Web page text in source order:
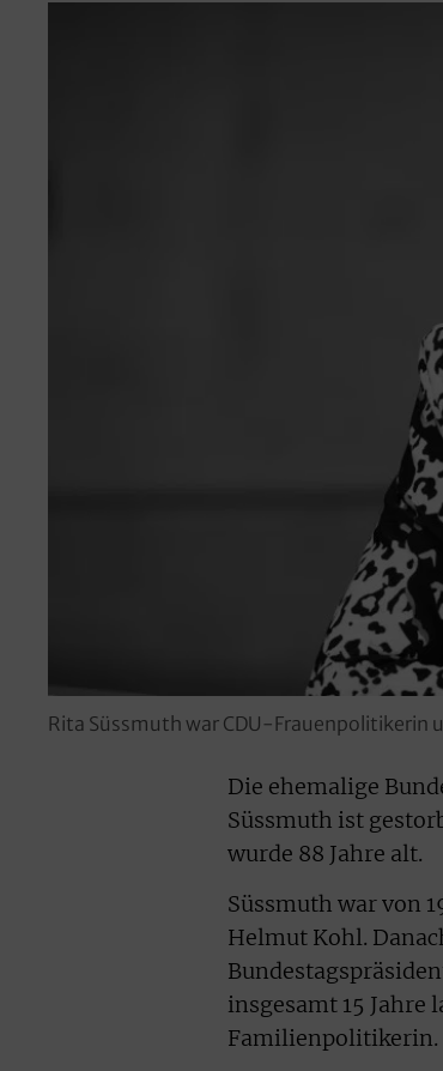
Rita Süssmuth war CDU-Frauenpolitikerin
Die ehemalige
Süssmuth ist
wurde 88 Jahre alt.
Süssmuth war von
Helmut Kohl.
insgesamt 15 Jahre
Familienpolitikerin.